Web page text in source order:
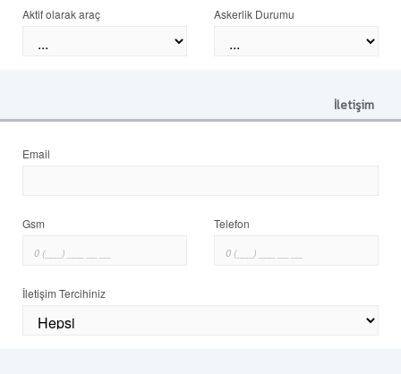
Aktif olarak araç Askerlik Durumu
İletişim
Email
Gsm Telefon
İletişim Tercihiniz